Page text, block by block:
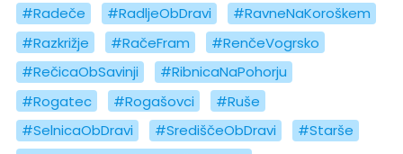
#Radeče
#RadljeObDravi
#RavneNaKoroškem
#Razkrižje
#RačeFram
#RenčeVogrsko
#RečicaObSavinji
#RibnicaNaPohorju
#Rogatec
#Rogašovci
#Ruše
#SelnicaObDravi
#SrediščeObDravi
#Starše